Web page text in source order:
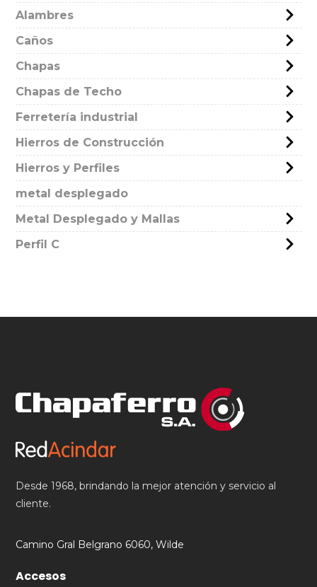
Alambres
Caños
Chapas
Chapas de Techo
Ferretería industrial
Hierros de Construcción
Hierros y Perfiles
metal desplegado
Metal Desplegado y Mallas
Perfil C
Desde 1968, brindando la mejor atención y servicio al
cliente.
Camino Gral Belgrano 6060, Wilde
Accesos